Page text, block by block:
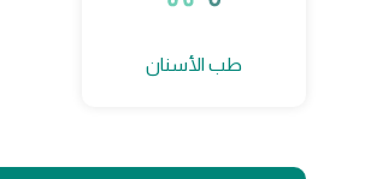
طب الأسنان